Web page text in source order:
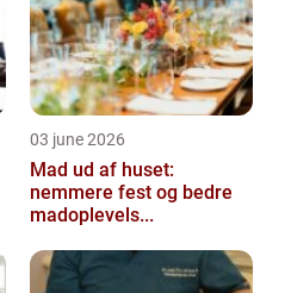
03 june 2026
Mad ud af huset:
nemmere fest og bedre
madoplevels...